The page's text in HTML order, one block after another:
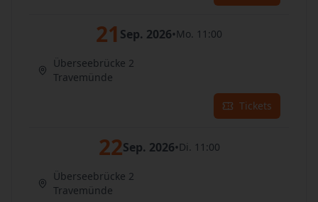
21 Sep. 2026•Mo. 11:00
Überseebrücke 2
Travemünde
Tickets
22Sep. 2026•Di. 11:00
Überseebrücke 2
Travemünde